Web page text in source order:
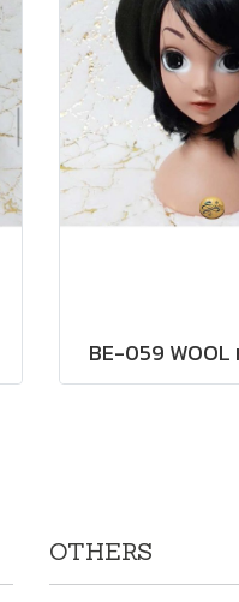
BE-059 WOOL
OTHERS